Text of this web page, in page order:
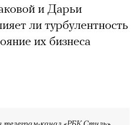
и Дарьи
ли турбулентность
их бизнеса